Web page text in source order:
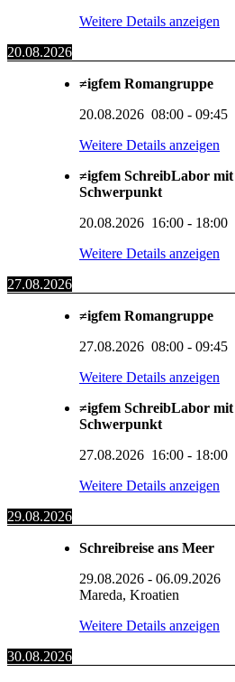
Weitere Details anzeigen
20.08.2026
≠igfem Romangruppe
20.08.2026 08:00 - 09:45
Weitere Details anzeigen
≠igfem SchreibLabor
Schwerpunkt
20.08.2026 16:00 - 18:00
Weitere Details anzeigen
27.08.2026
≠igfem Romangruppe
27.08.2026 08:00 - 09:45
Weitere Details anzeigen
≠igfem SchreibLabor
Schwerpunkt
27.08.2026 16:00 - 18:00
Weitere Details anzeigen
29.08.2026
Schreibreise ans Meer
29.08.2026 - 06.09.2026
Mareda, Kroatien
Weitere Details anzeigen
30.08.2026